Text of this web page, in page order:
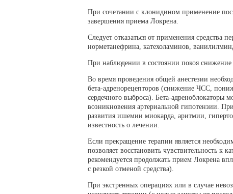
При сочетании с клонидином применение
завершения приема Локрена.
Следует отказаться от применения средства
норметанефрина, катехоламинов,
При наблюдении в состоянии покоя снижение
Во время проведения общей анестезии
бета-адренорецепторов (снижение ЧСС,
сердечного выброса). Бета-адреноблокаторы
возникновения артериальной гипотензии.
развития ишемии миокарда, аритмии,
известность о лечении.
Если прекращение терапии является
позволяет восстановить чувствительность к
рекомендуется продолжать прием Локрена
с резкой отменой средства).
При экстренных операциях или в случае